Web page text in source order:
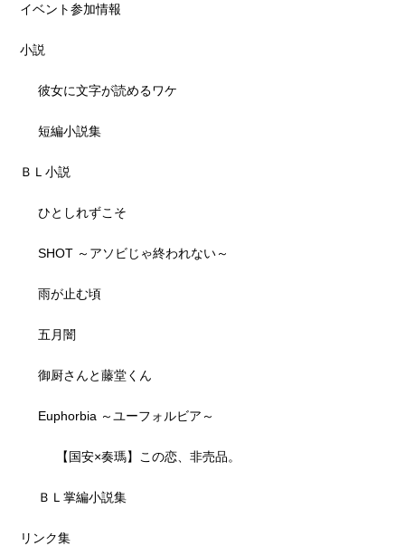
イベント参加情報
小説
彼女に文字が読めるワケ
短編小説集
ＢＬ小説
ひとしれずこそ
SHOT ～アソビじゃ終われない～
雨が止む頃
五月闇
御厨さんと藤堂くん
Euphorbia ～ユーフォルビア～
【国安×奏瑪】この恋、非売品。
ＢＬ掌編小説集
リンク集